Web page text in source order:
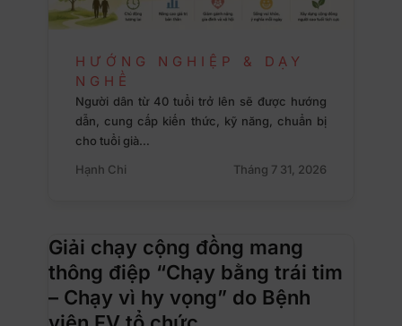
HƯỚNG NGHIỆP & DẠY
NGHỀ
Người dân từ 40 tuổi trở lên sẽ được hướng
dẫn, cung cấp kiến thức, kỹ năng, chuẩn bị
cho tuổi già…
Hạnh Chi
Tháng 7 31, 2026
Giải chạy cộng đồng mang
thông điệp “Chạy bằng trái tim
– Chạy vì hy vọng” do Bệnh